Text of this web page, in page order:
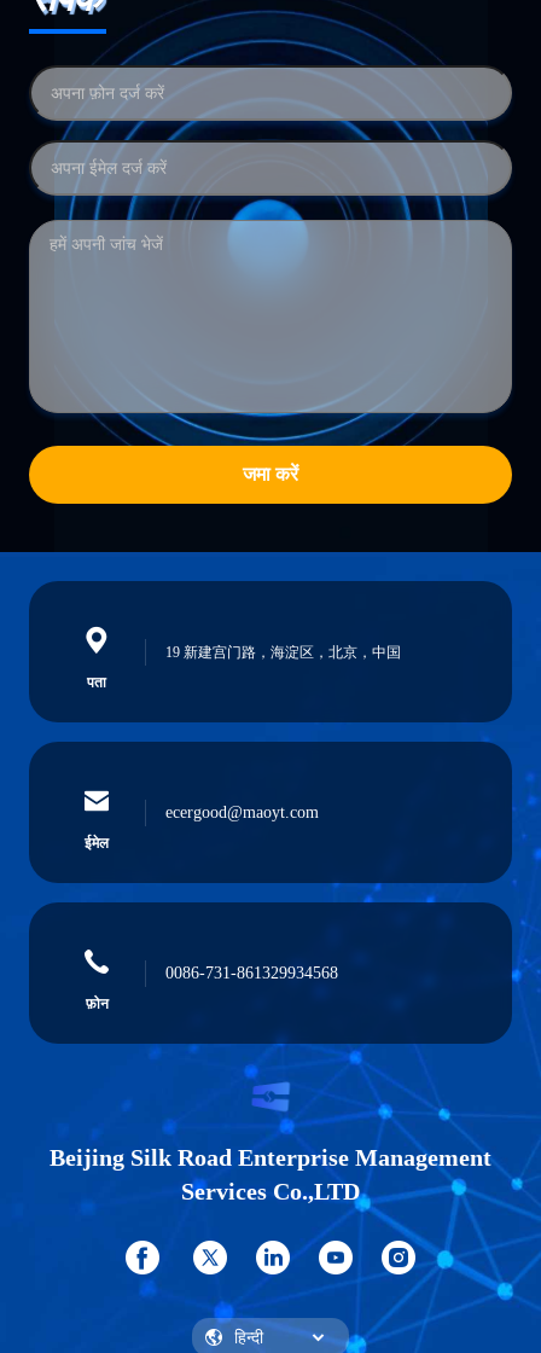
जमा करें
पता
19 新建宫门路，海淀区，北京，中国
ईमेल
ecergood@maoyt.com
फ़ोन
0086-731-861329934568
Beijing Silk Road Enterprise Management
Services Co.,LTD